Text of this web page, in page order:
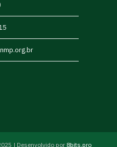
| Desenvolvido por 8bits.pro